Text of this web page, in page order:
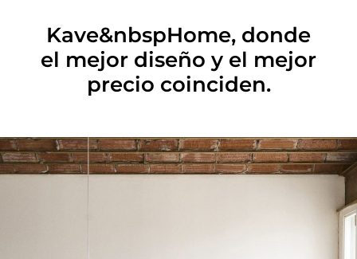
Kave&nbspHome, donde
el mejor diseño y el mejor
precio coinciden.